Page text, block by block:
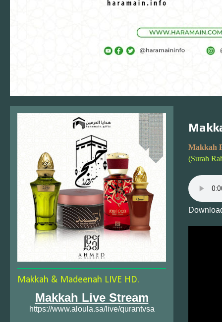
Makkah
(Surah
Makkah & Madeenah LIVE HD.
Makkah Live Stream
https://www.aloula.sa/live/qurantvsa